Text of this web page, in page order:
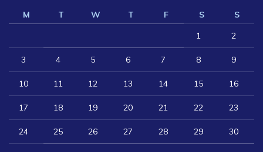
M T W T F S
S
1
2
3 4 5 6 7 8 9
10 11 12 13 14 15 16
17 18 19 20 21 22 23
24 25 26 27 28 29 30